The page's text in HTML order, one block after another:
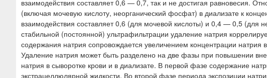
взаимодействия составляет 0,6 — 0,7, так и не достигая равновесия.
(включая мочевую кислоту, неорганический фосфат) в диализате к
взаимодействия составляет 0,6 (для мочевой кислоты) и 0,4 — 0,5 (для
стабильной (постоянной) ультрафильтрации удаление натрия
содержания натрия сопровождается увеличением концентрации натрия
Удаление натрия может быть разделено на две фазы при повышении
натрия в сыворотке крови и в диализате. В первой фазе содержание
экстрацеллюлярной жидкости. Во второй фазе периода экспозиции